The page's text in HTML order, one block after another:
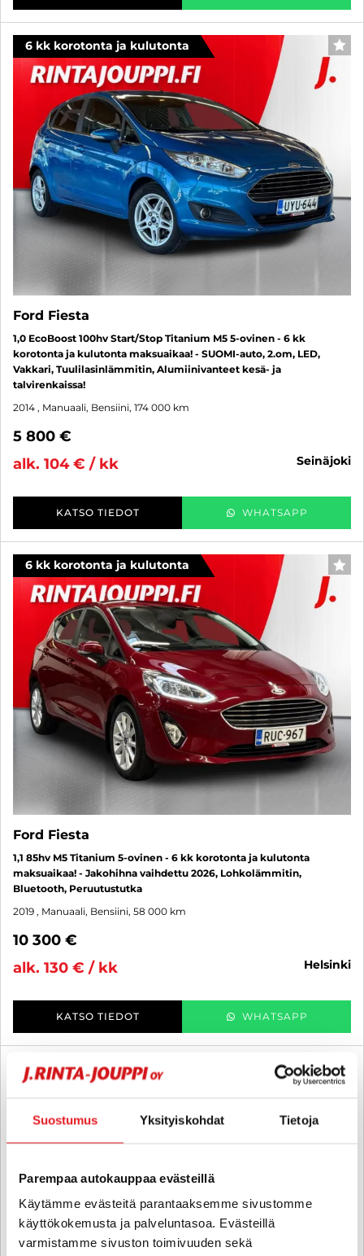
Suostumus Yksityiskohdat Tietoja
Parempaa autokauppaa evästeillä
Käytämme evästeitä parantaaksemme sivustomme
käyttökokemusta ja palveluntasoa. Evästeillä
varmistamme sivuston toimivuuden sekä
6 kk korotonta ja kulutonta
Ford Fiesta
1,0 EcoBoost 100hv Start/Stop Titanium M5 5-ovinen - 6 kk
korotonta ja kulutonta maksuaikaa! - SUOMI-auto, 2.om, LED,
Vakkari, Tuulilasinlämmitin, Alumiinivanteet kesä- ja
talvirenkaissa!
2014 , Manuaali, Bensiini, 174 000 km
5 800 €
alk. 104 € / kk
seinäjoki
KATSO TIEDOT WHATSAPP
6 kk korotonta ja kulutonta
Ford Fiesta
1,1 85hv M5 Titanium 5-ovinen - 6 kk korotonta ja kulutonta
maksuaikaa! - Jakohihna vaihdettu 2026, Lohkolämmitin,
Bluetooth, Peruutustutka
2019 , Manuaali, Bensiini, 58 000 km
10 300 €
alk. 130 € / kk
helsinki
KATSO TIEDOT WHATSAPP
6 kk korotonta ja kulutonta